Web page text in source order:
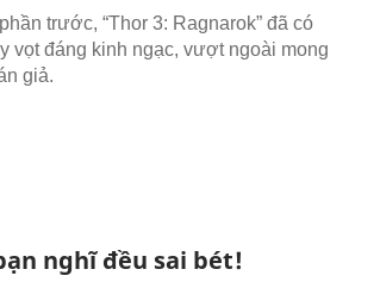
trước, “Thor 3: Ragnarok” đã có
vọt đáng kinh ngạc, vượt ngoài mong
giả.
nghĩ đều sai bét!